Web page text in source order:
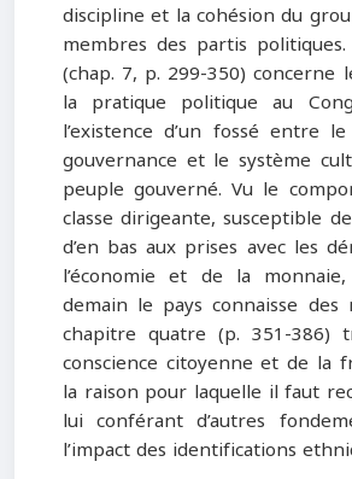
discipline et la cohésion du
membres des partis
(chap. 7, p. 299-350)
la pratique politique au
l’existence d’un fossé entre
gouvernance et le système
peuple gouverné. Vu le
classe dirigeante, susceptible
d’en bas aux prises avec les
l’économie et de la
demain le pays connaisse
chapitre quatre (p. 351-
conscience citoyenne et de la
la raison pour laquelle il faut
lui conférant d’autres
l’impact des identifications